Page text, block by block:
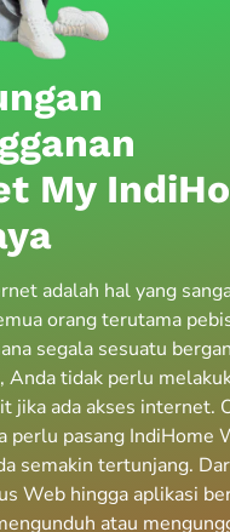
My
adalah hal yang
orang terutama
segala sesuatu
Anda tidak perlu
jika ada akses internet.
perlu pasang IndiHome
semakin tertunjang.
Web hingga aplikasi
atau